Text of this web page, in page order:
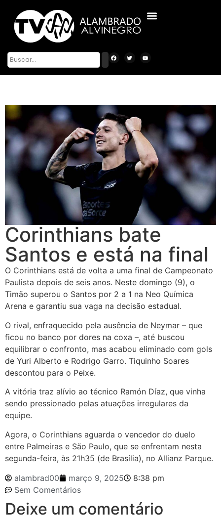
Corinthians bate
Santos e está na final
O Corinthians está de volta a uma final de Campeonato
Paulista depois de seis anos. Neste domingo (9), o
Timão superou o Santos por 2 a 1 na Neo Química
Arena e garantiu sua vaga na decisão estadual.
O rival, enfraquecido pela ausência de Neymar – que
ficou no banco por dores na coxa –, até buscou
equilibrar o confronto, mas acabou eliminado com gols
de Yuri Alberto e Rodrigo Garro. Tiquinho Soares
descontou para o Peixe.
A vitória traz alívio ao técnico Ramón Díaz, que vinha
sendo pressionado pelas atuações irregulares da
equipe.
Agora, o Corinthians aguarda o vencedor do duelo
entre Palmeiras e São Paulo, que se enfrentam nesta
segunda-feira, às 21h35 (de Brasília), no Allianz Parque.
alambrad00
março 9, 2025
8:38 pm
Sem Comentários
Deixe um comentário